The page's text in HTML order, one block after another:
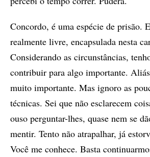
Concordo, é uma espécie de prisão.
realmente livre, encapsulada nesta
Considerando as circunstâncias,
contribuir para algo importante.
muito importante. Mas ignoro as
técnicas. Sei que não esclarecem
ouso perguntar-lhes, quase nem se
mentir. Tento não atrapalhar, já
Você me conhece. Basta